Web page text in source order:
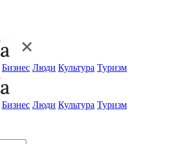
Бизнес Люди Культура Туризм
Бизнес Люди Культура Туризм